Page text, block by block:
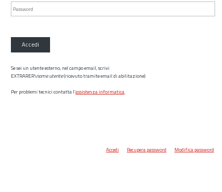
Accedi
Se sei un utente esterno, nel campo email, scrivi
EXTRARER\nome utente(ricevuto tramite email di abilitazione)
Per problemi tecnici contatta l’assistenza informatica.
Accedi Recupera password Modifica password